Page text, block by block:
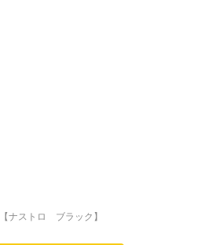
ナストロ ブラック】